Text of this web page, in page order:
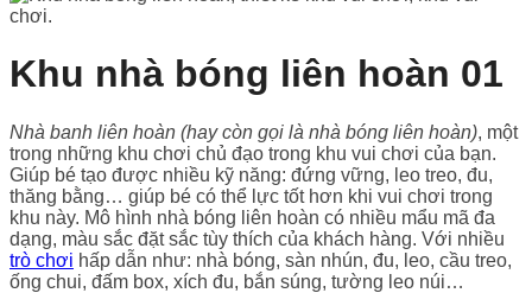
Khu nhà bóng liên hoàn 01
Nhà banh liên hoàn (hay còn gọi là nhà bóng liên hoàn), một
trong những khu chơi chủ đạo trong khu vui chơi của bạn.
Giúp bé tạo được nhiều kỹ năng: đứng vững, leo treo, đu,
thăng bằng… giúp bé có thể lực tốt hơn khi vui chơi trong
khu này. Mô hình nhà bóng liên hoàn có nhiều mẩu mã đa
dạng, màu sắc đặt sắc tùy thích của khách hàng. Với nhiều
trò chơi hấp dẫn như: nhà bóng, sàn nhún, đu, leo, cầu treo,
ống chui, đấm box, xích đu, bắn súng, tường leo núi…